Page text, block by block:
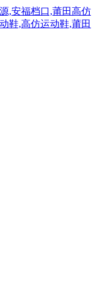
,安福档口,莆田高仿
鞋,高仿运动鞋,莆田